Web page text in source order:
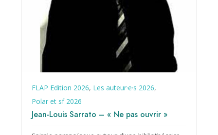
FLAP Edition 2026, Les auteur·e·s 2026,
Polar et sf 2026
Jean-Louis Sarrato – « Ne pas ouvrir »